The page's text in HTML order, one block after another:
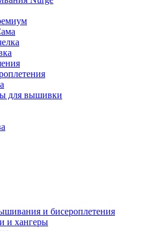
для вышивки
и бисероплетения
и хангеры